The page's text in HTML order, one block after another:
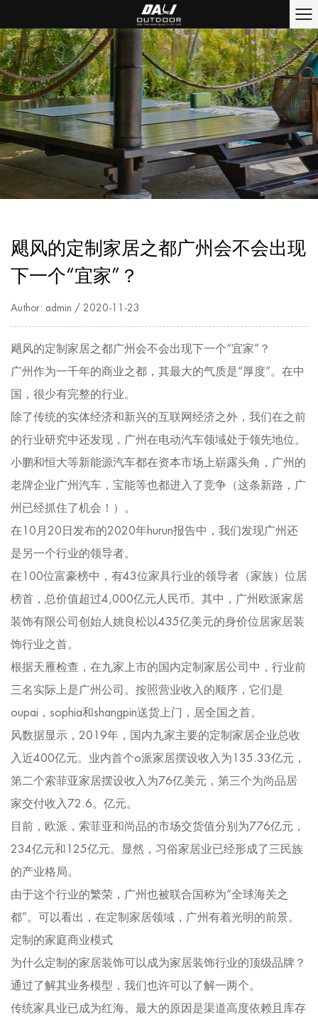
飓风的定制家居之都广州会不会出现
下一个“宜家”？
Author: admin / 2020-11-23
飓风的定制家居之都广州会不会出现下一个“宜家”？
广州作为一千年的商业之都，其最大的气质是“厚度”。在中
国，很少有完整的行业。
除了传统的实体经济和新兴的互联网经济之外，我们在之前
的行业研究中还发现，广州在电动汽车领域处于领先地位。
小鹏和恒大等新能源汽车都在资本市场上崭露头角，广州的
老牌企业广州汽车，宝能等也都进入了竞争（这条新路，广
州已经抓住了机会！）。
在10月20日发布的2020年hurun报告中，我们发现广州还
是另一个行业的领导者。
在100位富豪榜中，有43位家具行业的领导者（家族）位居
榜首，总价值超过4,000亿元人民币。其中，广州欧派家居
装饰有限公司创始人姚良松以435亿美元的身价位居家居装
饰行业之首。
根据天雁检查，在九家上市的国内定制家居公司中，行业前
三名实际上是广州公司。按照营业收入的顺序，它们是
oupai，sophia和shangpin送货上门，居全国之首。
风数据显示，2019年，国内九家主要的定制家居企业总收
入近400亿元。业内首个o派家居摆设收入为135.33亿元，
第二个索菲亚家居摆设收入为76亿美元，第三个为尚品居
家交付收入72.6。亿元。
目前，欧派，索菲亚和尚品的市场交货值分别为776亿元，
234亿元和125亿元。显然，习俗家居业已经形成了三民族
的产业格局。
由于这个行业的繁荣，广州也被联合国称为“全球海关之
都”。可以看出，在定制家居领域，广州有着光明的前景。
定制的家庭商业模式
为什么定制的家居装饰可以成为家居装饰行业的顶级品牌？
通过了解其业务模型，我们也许可以了解一两个。
传统家具业已成为红海。最大的原因是渠道高度依赖且库存